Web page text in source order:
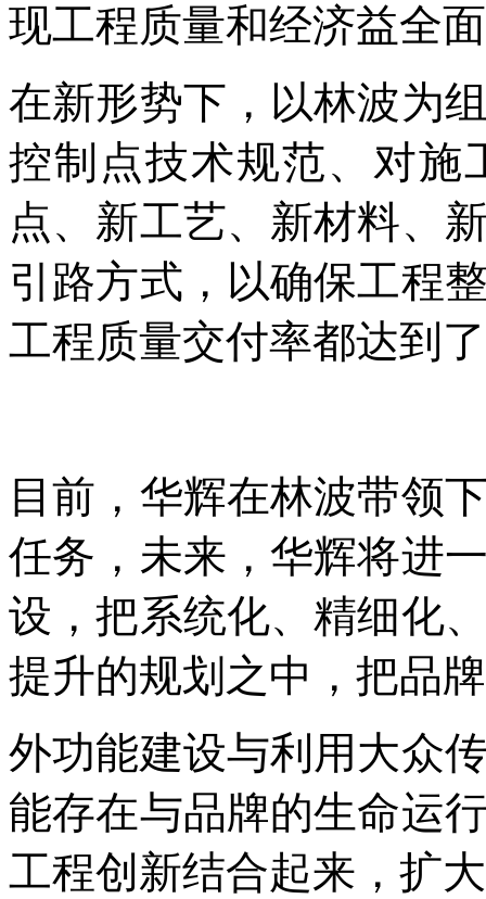
现工程质量和经济益全
在新形势下，以林波为
控制点技术规范、对施
点、新工艺、新材料、
引路方式，以确保工程
工程质量交付率都达到
目前，华辉在林波带领
任务，未来，华辉将进
设，把系统化、精细化
提升的规划之中，把品
外功能建设与利用大众
能存在与品牌的生命运
工程创新结合起来，扩